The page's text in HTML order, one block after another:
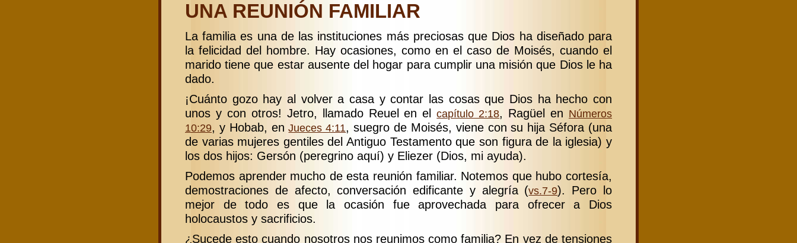
UNA REUNIÓN FAMILIAR
La familia es una de las instituciones más preciosas que Dios ha diseñado para
la felicidad del hombre. Hay ocasiones, como en el caso de Moisés, cuando el
marido tiene que estar ausente del hogar para cumplir una misión que Dios le ha
dado.
¡Cuánto gozo hay al volver a casa y contar las cosas que Dios ha hecho con
unos y con otros! Jetro, llamado Reuel en elcapítulo 2:18, Ragüel en Números
10:29, y Hobab, enJueces 4:11, suegro de Moisés, viene con su hija Séfora (una
de varias mujeres gentiles del Antiguo Testamento que son figura de la iglesia) y
los dos hijos: Gersón (peregrino aquí) y Eliezer (Dios, mi ayuda).
Podemos aprender mucho de esta reunión familiar. Notemos que hubo cortesía,
demostraciones de afecto, conversación edificante y alegría (vs.7-9). Pero lo
mejor de todo es que la ocasión fue aprovechada para ofrecer a Dios
holocaustos y sacrificios.
¿Sucede esto cuando nosotros nos reunimos como familia? En vez de tensiones